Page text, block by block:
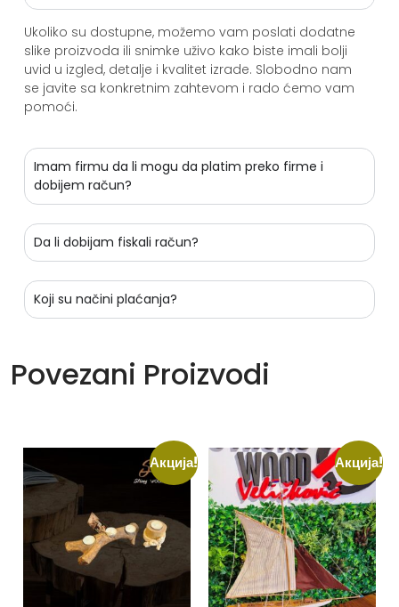
Ukoliko su dostupne, možemo vam poslati dodatne
slike proizvoda ili snimke uživo kako biste imali bolji
uvid u izgled, detalje i kvalitet izrade. Slobodno nam
se javite sa konkretnim zahtevom i rado ćemo vam
pomoći.
Imam firmu da li mogu da platim preko firme i
dobijem račun?
Da li dobijam fiskali račun?
Koji su načini plaćanja?
Povezani Proizvodi
Акција! Акција!